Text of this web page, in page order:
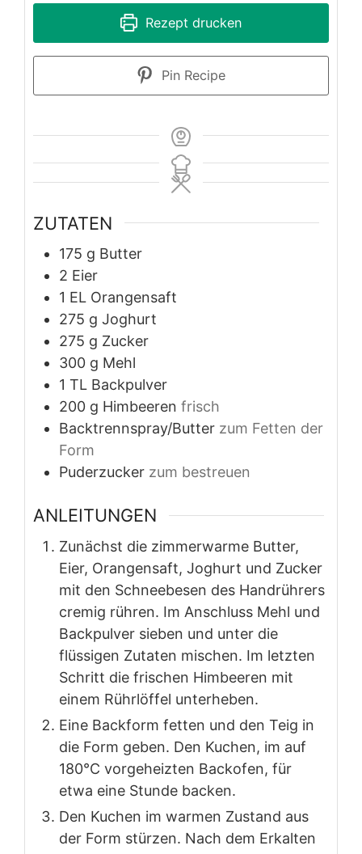
Rezept drucken
Pin Recipe
ZUTATEN
175 g Butter
2 Eier
1 EL Orangensaft
275 g Joghurt
275 g Zucker
300 g Mehl
1 TL Backpulver
200 g Himbeeren frisch
Backtrennspray/Butter zum Fetten der
Form
Puderzucker zum bestreuen
ANLEITUNGEN
Zunächst die zimmerwarme Butter,
Eier, Orangensaft, Joghurt und Zucker
mit den Schneebesen des Handrührers
cremig rühren. Im Anschluss Mehl und
Backpulver sieben und unter die
flüssigen Zutaten mischen. Im letzten
Schritt die frischen Himbeeren mit
einem Rührlöffel unterheben.
Eine Backform fetten und den Teig in
die Form geben. Den Kuchen, im auf
180°C vorgeheizten Backofen, für
etwa eine Stunde backen.
Den Kuchen im warmen Zustand aus
der Form stürzen. Nach dem Erkalten